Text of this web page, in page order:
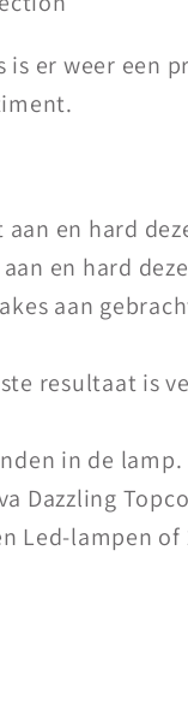
is er weer een
aan en hard
en hard
aan
resultaat is
in de lamp.
Dazzling
Led-lampen